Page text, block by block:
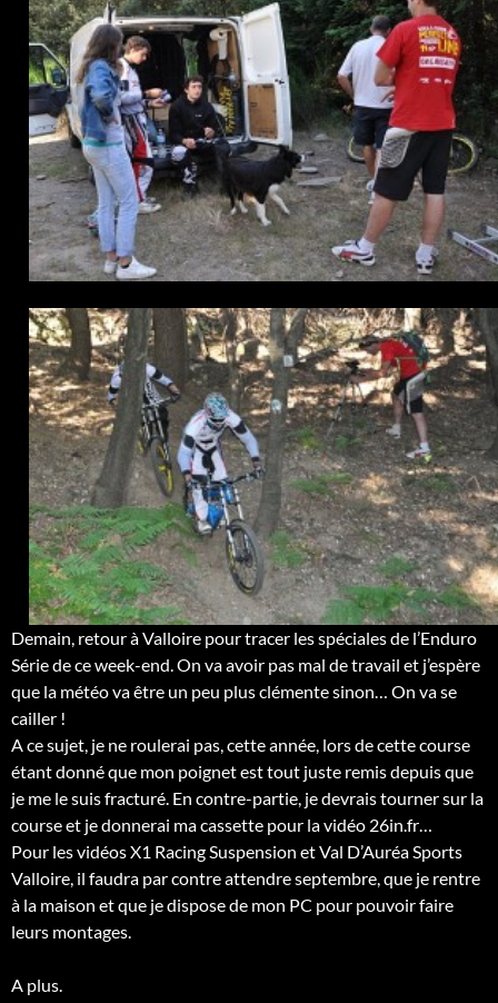
Demain, retour à Valloire pour tracer les spéciales de l’Enduro
Série de ce week-end. On va avoir pas mal de travail et j’espère
que la météo va être un peu plus clémente sinon… On va se
cailler !
A ce sujet, je ne roulerai pas, cette année, lors de cette course
étant donné que mon poignet est tout juste remis depuis que
je me le suis fracturé. En contre-partie, je devrais tourner sur la
course et je donnerai ma cassette pour la vidéo 26in.fr…
Pour les vidéos X1 Racing Suspension et Val D’Auréa Sports
Valloire, il faudra par contre attendre septembre, que je rentre
à la maison et que je dispose de mon PC pour pouvoir faire
leurs montages.
A plus.